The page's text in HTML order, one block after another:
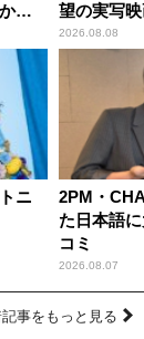
ら
望の実写
2026.08.08
ニ
2PM・
た日本語
コミ
2026.08.07
事をもっと見る